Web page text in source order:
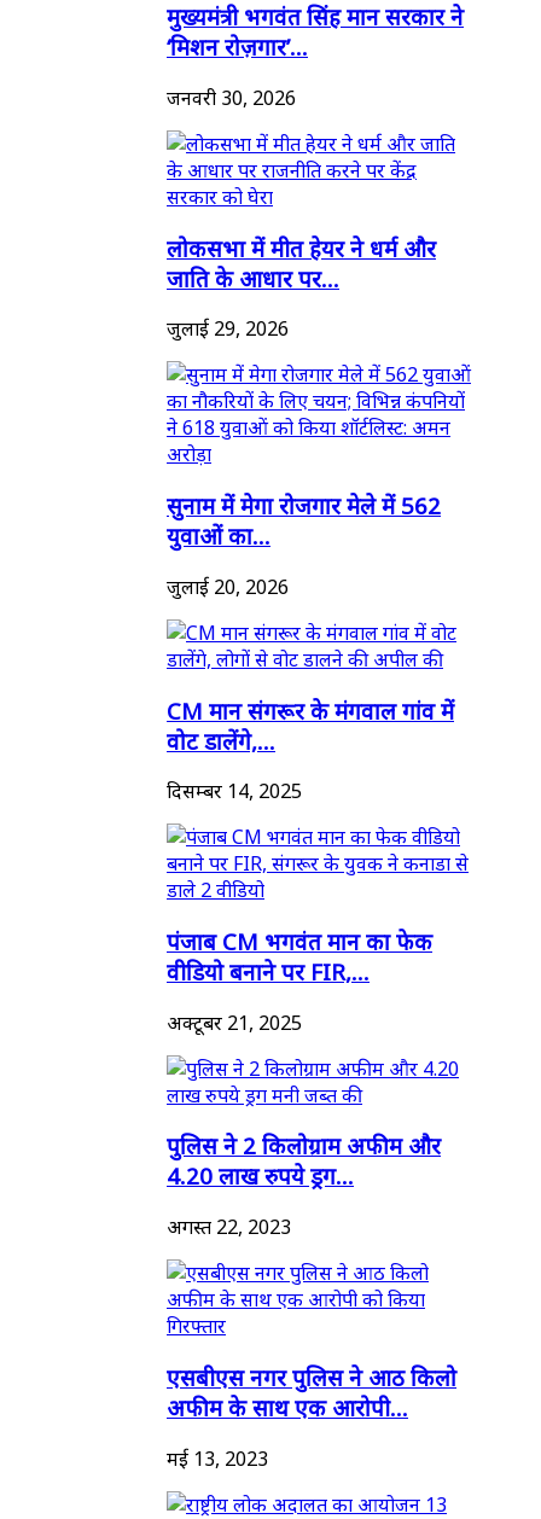
मुख्यमंत्री भगवंत सिंह मान सरकार ने
‘मिशन रोज़गार’...
जनवरी 30, 2026
लोकसभा में मीत हेयर ने धर्म और
जाति के आधार पर...
जुलाई 29, 2026
सुनाम में मेगा रोजगार मेले में 562
युवाओं का...
जुलाई 20, 2026
CM मान संगरूर के मंगवाल गांव में
वोट डालेंगे,...
दिसम्बर 14, 2025
पंजाब CM भगवंत मान का फेक
वीडियो बनाने पर FIR,...
अक्टूबर 21, 2025
पुलिस ने 2 किलोग्राम अफीम और
4.20 लाख रुपये ड्रग...
अगस्त 22, 2023
एसबीएस नगर पुलिस ने आठ किलो
अफीम के साथ एक आरोपी...
मई 13, 2023